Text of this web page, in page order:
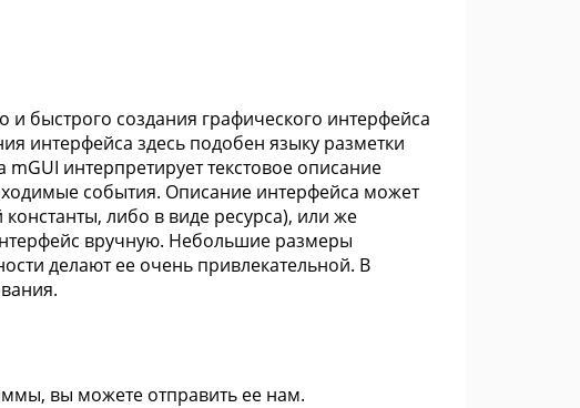
и быстрого создания графического интерфейса
интерфейса здесь подобен языку разметки
mGUI интерпретирует текстовое описание
события. Описание интерфейса может
либо в виде ресурса), или же
вручную. Небольшие размеры
делают ее очень привлекательной. В
вы можете отправить ее нам.